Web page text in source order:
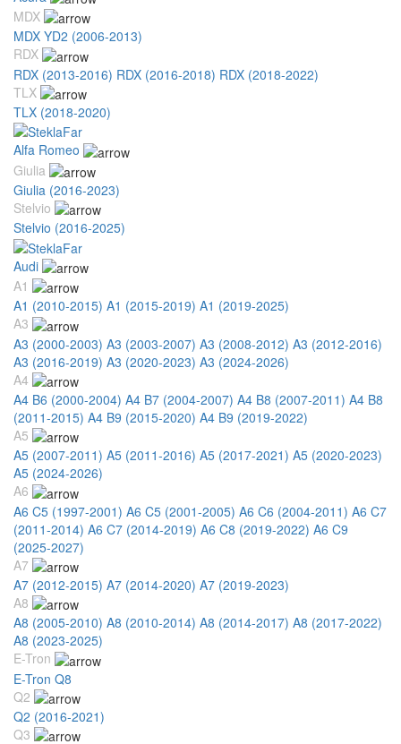
MDX
MDX YD2 (2006-2013)
RDX
RDX (2013-2016) RDX (2016-2018) RDX (2018-2022)
TLX
TLX (2018-2020)
Alfa Romeo
Giulia
Giulia (2016-2023)
Stelvio
Stelvio (2016-2025)
Audi
A1
A1 (2010-2015) A1 (2015-2019) A1 (2019-2025)
A3
A3 (2000-2003) A3 (2003-2007) A3 (2008-2012) A3 (2012-2016)
A3 (2016-2019) A3 (2020-2023) A3 (2024-2026)
A4
A4 B6 (2000-2004) A4 B7 (2004-2007) A4 B8 (2007-2011) A4 B8
(2011-2015) A4 B9 (2015-2020) A4 B9 (2019-2022)
A5
A5 (2007-2011) A5 (2011-2016) A5 (2017-2021) A5 (2020-2023)
A5 (2024-2026)
A6
A6 C5 (1997-2001) A6 C5 (2001-2005) A6 C6 (2004-2011) A6 C7
(2011-2014) A6 C7 (2014-2019) A6 C8 (2019-2022) A6 C9
(2025-2027)
A7
A7 (2012-2015) A7 (2014-2020) A7 (2019-2023)
A8
A8 (2005-2010) A8 (2010-2014) A8 (2014-2017) A8 (2017-2022)
A8 (2023-2025)
E-Tron
E-Tron Q8
Q2
Q2 (2016-2021)
Q3